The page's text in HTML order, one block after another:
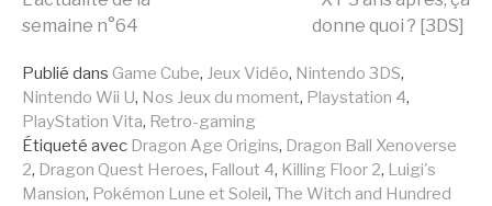
la
suite
semaine n°64
donne quoi ? [3DS]
Publié dans Game Cube, Jeux Vidéo, Nintendo 3DS,
Nintendo Wii U, Nos Jeux du moment, Playstation 4,
PlayStation Vita, Retro-gaming
Étiqueté avec Dragon Age Origins, Dragon Ball Xenoverse
2, Dragon Quest Heroes, Fallout 4, Killing Floor 2, Luigi's
Mansion, Pokémon Lune et Soleil , The Witch and Hundred